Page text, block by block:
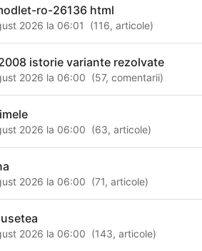
ro-26136 html
2026 la 06:01 (116,articole)
istorie variante rezolvate
2026 la 06:00 (57,comentarii)
2026 la 06:00 (63,articole)
2026 la 06:00 (71,articole)
2026 la 06:00 (143,articole)